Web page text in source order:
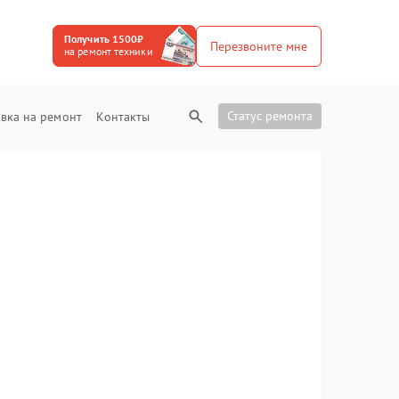
Получить 1500₽
на ремонт техники
Перезвоните мне
на ремонт Контакты Статус ремонта